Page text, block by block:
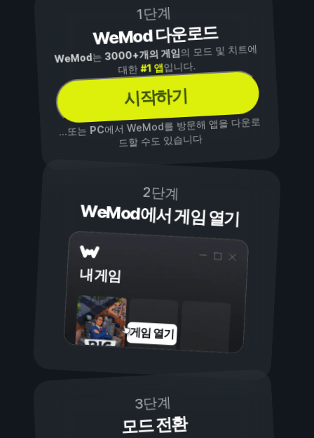
1단계
WeMod 다운로드
WeMod는3000+개의 게임의 모드 및 치트에
대한#1 앱입니다.
시작하기
...또는PC에서 WeMod를 방문해 앱을 다운로
드할 수도 있습니다
2단계
WeMod에서 게임 열기
내 게임
게임 열기
3단계
모드 전환